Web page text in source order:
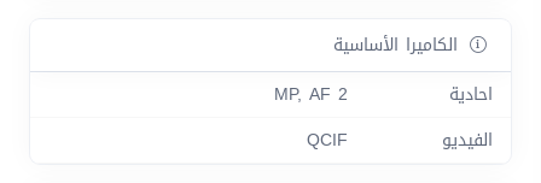
الكاميرا الأساسية
احادية
2 MP, AF
الفيديو
QCIF